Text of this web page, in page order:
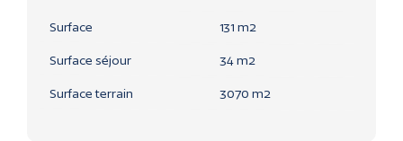
Surface 131 m2
Surface séjour 34 m2
Surface terrain 3070 m2